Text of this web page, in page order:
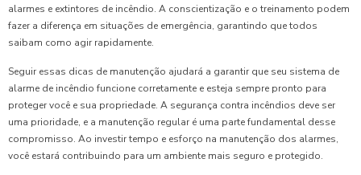
alarmes e extintores de incêndio. A conscientização e o treinamento podem
fazer a diferença em situações de emergência, garantindo que todos
saibam como agir rapidamente.
Seguir essas dicas de manutenção ajudará a garantir que seu sistema de
alarme de incêndio funcione corretamente e esteja sempre pronto para
proteger você e sua propriedade. A segurança contra incêndios deve ser
uma prioridade, e a manutenção regular é uma parte fundamental desse
compromisso. Ao investir tempo e esforço na manutenção dos alarmes,
você estará contribuindo para um ambiente mais seguro e protegido.